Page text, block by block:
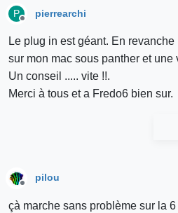
P pierrearchi
Le plug in est géant. En
sur mon mac sous panther et une
Un conseil ..... vite !!.
Merci à tous et a Fredo6 bien sur.
Offline
pilou
çà marche sans problème sur la 6